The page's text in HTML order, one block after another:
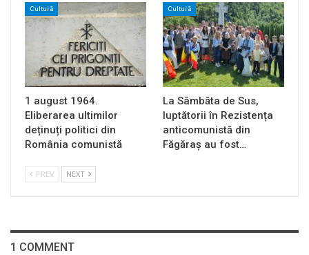
Cultură
1 august 1964.
Eliberarea ultimilor
deținuți politici din
România comunistă
Cultură
La Sâmbăta de Sus,
luptătorii în Rezistența
anticomunistă din
Făgăraș au fost…
PREV NEXT
1 COMMENT